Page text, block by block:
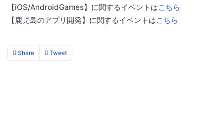
【iOS/AndroidGames】に関するイベントはこちら
【鹿児島のアプリ開発】に関するイベントはこちら
Share Tweet